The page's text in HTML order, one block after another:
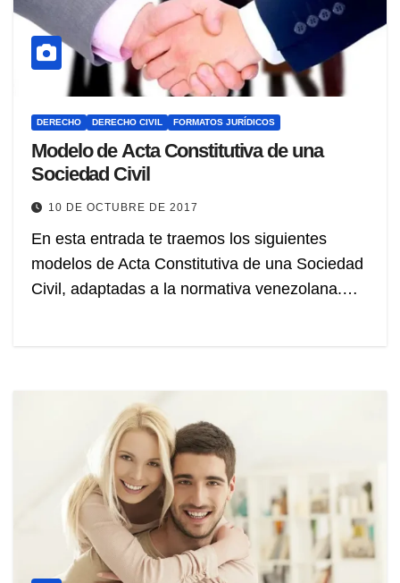
DERECHO DERECHO CIVIL FORMATOS JURÍDICOS
Modelo de Acta Constitutiva de una
Sociedad Civil
10 DE OCTUBRE DE 2017
En esta entrada te traemos los siguientes
modelos de Acta Constitutiva de una Sociedad
Civil, adaptadas a la normativa venezolana.…